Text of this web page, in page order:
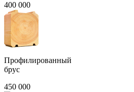
400 000
Профилированный
брус
450 000